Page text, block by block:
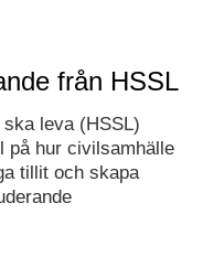
från HSSL
leva (HSSL)
på hur civilsamhälle
tillit och skapa